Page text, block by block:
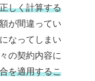
しく計算する
が間違ってい
なってしまい
の契約内容に
を適用するこ